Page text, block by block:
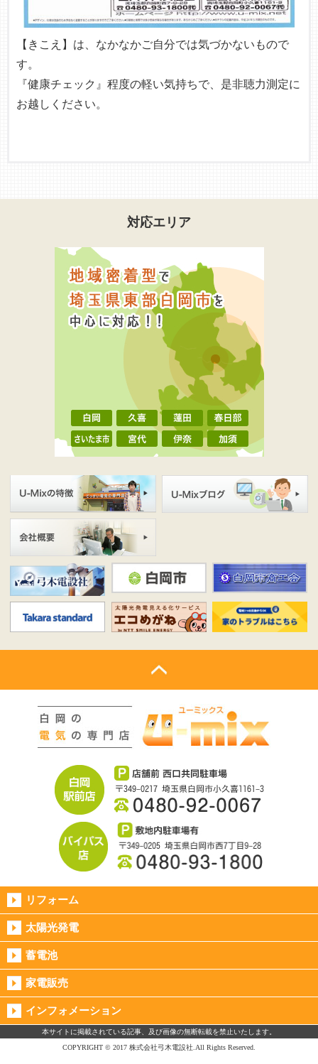
【きこえ】は、なかなかご自分では気づかないもので
す。
『健康チェック』程度の軽い気持ちで、是非聴力測定に
お越しください。
対応エリア
リフォーム
太陽光発電
蓄電池
家電販売
インフォメーション
本サイトに掲載されている記事、及び画像の無断転載を禁止いたします。
COPYRIGHT © 2017 株式会社弓木電設社.All Rights Reserved.